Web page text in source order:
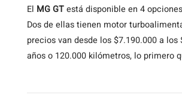
El MG GTestá disponible en 4
Dos de ellas tienen motor
precios van desde los $7.190.000 a
años o 120.000 kilómetros, lo primero